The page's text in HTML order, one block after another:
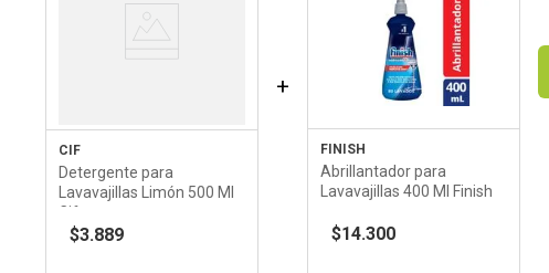
CIF
Detergente para
Lavavajillas Limón 500 Ml
Cif
$3.889
+
FINISH
Abrillantador para
Lavavajillas 400 Ml Finish
$14.300